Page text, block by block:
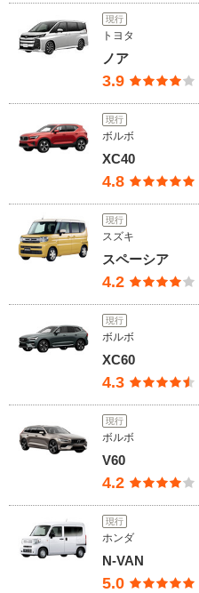
現行
トヨタ
ノア
3.9
現行
ボルボ
XC40
4.8
現行
スズキ
スペーシア
4.2
現行
ボルボ
XC60
4.3
現行
ボルボ
V60
4.2
現行
ホンダ
N-VAN
5.0